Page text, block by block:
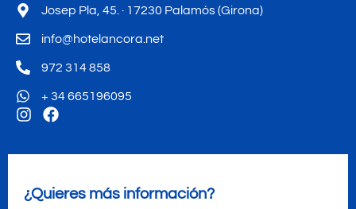
Josep Pla, 45. · 17230 Palamós (Girona)
info@hotelancora.net
972 314 858
+ 34 665196095
¿Quieres más información?